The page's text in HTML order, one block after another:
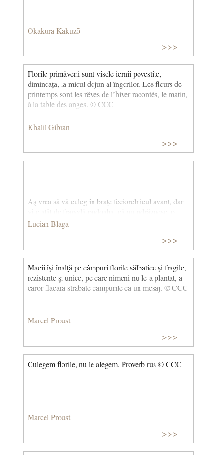
Okakura Kakuzō
>>>
Florile primăverii sunt visele iernii povestite,
dimineața, la micul dejun al îngerilor. Les fleurs de
printemps sont les rêves de l’hiver racontés, le matin,
à la table des anges. © CCC
Khalil Gibran
>>>
Aş vrea să vă culeg în braţe feciorelnicul avant, dar
nici la pieptul gândurilor mele să vă strâng. (Flori de
Lucian Blaga
>>>
Macii îşi înalţă pe câmpuri florile sălbatice şi fragile,
rezistente şi unice, pe care nimeni nu le-a plantat, a
căror flacără străbate câmpurile ca un mesaj. © CCC
Marcel Proust
>>>
Culegem florile, nu le alegem. Proverb rus © CCC
Marcel Proust
>>>